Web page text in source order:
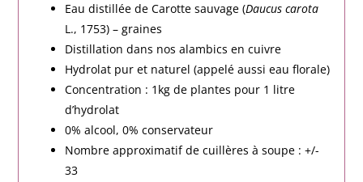
Eau distillée de Carotte sauvage (Daucus carota
L., 1753) – graines
Distillation dans nos alambics en cuivre
Hydrolat pur et naturel (appelé aussi eau florale)
Concentration : 1kg de plantes pour 1 litre
d’hydrolat
0% alcool, 0% conservateur
Nombre approximatif de cuillères à soupe : +/-
33